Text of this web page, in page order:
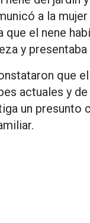
a la
que el nene
y
que
actuales y
un presunto